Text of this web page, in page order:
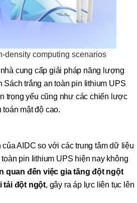
density computing scenarios
cung cấp giải pháp năng lượng
trắng an toàn pin lithium UPS
trọng yếu cũng như các chiến lược
mật độ cao.
AIDC so với các trung tâm dữ liệu
pin lithium UPS hiện nay không
quan đến việc gia tăng đột ngột
tải đột ngột, gây ra áp lực liên tục lên